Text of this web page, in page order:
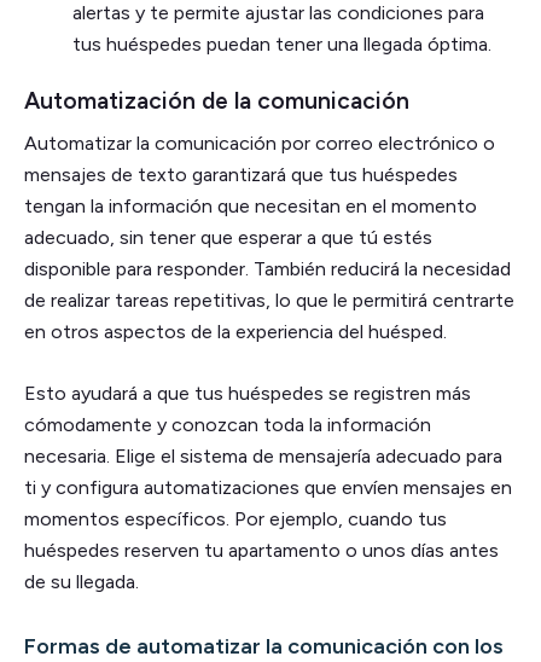
alertas y te permite ajustar las condiciones para
tus huéspedes puedan tener una llegada óptima.
Automatización de la comunicación
Automatizar la comunicación por correo electrónico o
mensajes de texto garantizará que tus huéspedes
tengan la información que necesitan en el momento
adecuado, sin tener que esperar a que tú estés
disponible para responder. También reducirá la necesidad
de realizar tareas repetitivas, lo que le permitirá centrarte
en otros aspectos de la experiencia del huésped.
Esto ayudará a que tus huéspedes se registren más
cómodamente y conozcan toda la información
necesaria. Elige el sistema de mensajería adecuado para
ti y configura automatizaciones que envíen mensajes en
momentos específicos. Por ejemplo, cuando tus
huéspedes reserven tu apartamento o unos días antes
de su llegada.
Formas de automatizar la comunicación con los